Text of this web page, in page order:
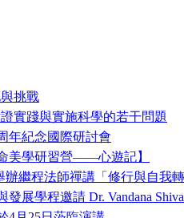
挑戰
實踐與實施科學的若干問題
年紀念國際研討會
美學研習營——心遊記】
辦繼程法師禪講「修行與自我
發展學程邀請 Dr. Vandana